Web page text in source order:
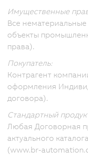
Имущественные
Все
объекты
права).
Покупатель:
Контрагент
оформления
договора).
Стандартный
Любая Договорная
актуального
(www.br-